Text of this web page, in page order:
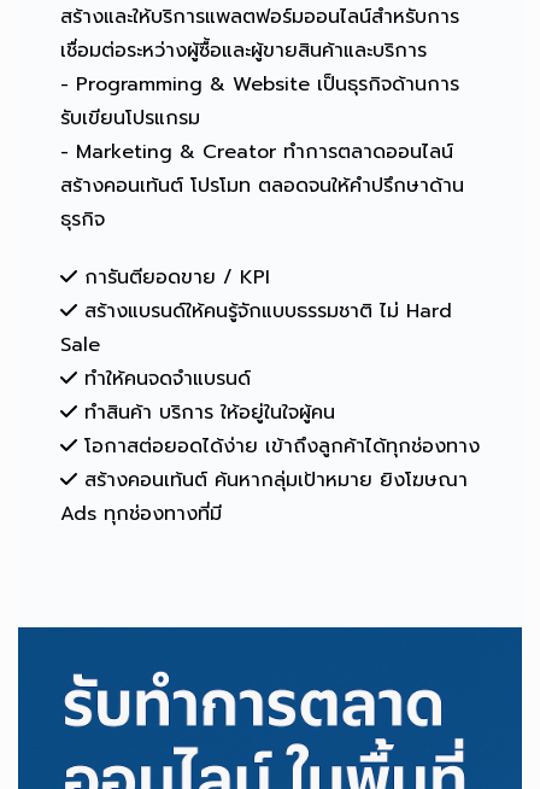
สร้างและให้บริการแพลตฟอร์มออนไลน์สำหรับการ
เชื่อมต่อระหว่างผู้ซื้อและผู้ขายสินค้าและบริการ
- Programming & Website เป็นธุรกิจด้านการ
รับเขียนโปรแกรม
- Marketing & Creator ทำการตลาดออนไลน์
สร้างคอนเท้นต์ โปรโมท ตลอดจนให้คำปรึกษาด้าน
ธุรกิจ
การันตียอดขาย / KPI
สร้างแบรนด์ให้คนรู้จักแบบธรรมชาติ ไม่ Hard
Sale
ทำให้คนจดจำแบรนด์
ทำสินค้า บริการ ให้อยู่ในใจผู้คน
โอกาสต่อยอดได้ง่าย เข้าถึงลูกค้าได้ทุกช่องทาง
สร้างคอนเท้นต์ ค้นหากลุ่มเป้าหมาย ยิงโฆษณา
Ads ทุกช่องทางที่มี